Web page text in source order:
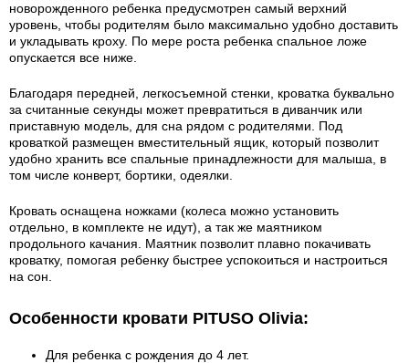
новорожденного ребенка предусмотрен самый верхний
уровень, чтобы родителям было максимально удобно доставить
и укладывать кроху. По мере роста ребенка спальное ложе
опускается все ниже.
Благодаря передней, легкосъемной стенки, кроватка буквально
за считанные секунды может превратиться в диванчик или
приставную модель, для сна рядом с родителями. Под
кроваткой размещен вместительный ящик, который позволит
удобно хранить все спальные принадлежности для малыша, в
том числе конверт, бортики, одеялки.
Кровать оснащена ножками (колеса можно установить
отдельно, в комплекте не идут), а так же маятником
продольного качания. Маятник позволит плавно покачивать
кроватку, помогая ребенку быстрее успокоиться и настроиться
на сон.
Особенности кровати PITUSO Olivia:
Для ребенка с рождения до 4 лет.